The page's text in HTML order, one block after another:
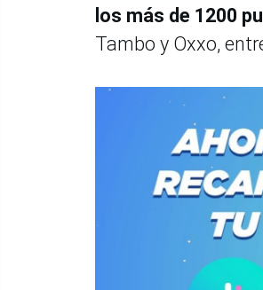
los más de 1200
Tambo y Oxxo,